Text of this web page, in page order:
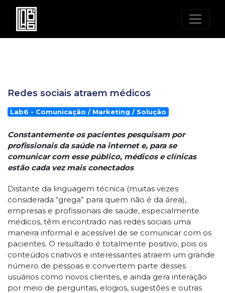
Redes sociais atraem médicos
Lab6 - Comunicação / Marketing / Solução
Constantemente os pacientes pesquisam por
profissionais da saúde na internet e, para se
comunicar com esse público, médicos e clínicas
estão cada vez mais conectados
Distante da linguagem técnica (muitas vezes
considerada “grega” para quem não é da área),
empresas e profissionais de saúde, especialmente
médicos, têm encontrado nas redes sociais uma
maneira informal e acessível de se comunicar com os
pacientes. O resultado é totalmente positivo, pois os
conteúdos criativos e interessantes atraem um grande
número de pessoas e convertem parte desses
usuários como novos clientes, e ainda gera interação
por meio de perguntas, elogios, sugestões e outras